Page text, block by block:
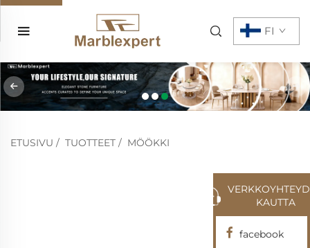
FI
ETUSIVU / TUOTTEET / MÖÖKKI
KAUTTA
facebook